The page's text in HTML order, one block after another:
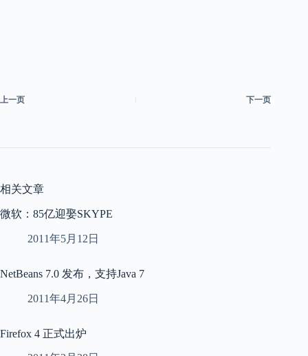
上一页 下一页
相关文章
微软：85亿迎娶SKYPE
2011年5月12日
NetBeans 7.0 发布，支持Java 7
2011年4月26日
Firefox 4 正式出炉